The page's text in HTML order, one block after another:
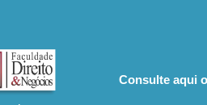
Consulte aqui